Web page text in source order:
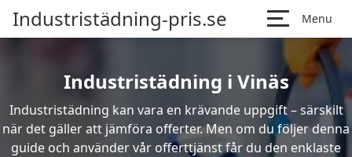
Industristädning-pris.se Menu
Industristädning i Vinäs
Industristädning kan vara en krävande uppgift – särskilt
när det gäller att jämföra offerter. Men om du följer denna
guide och använder vår offerttjänst får du den enklaste